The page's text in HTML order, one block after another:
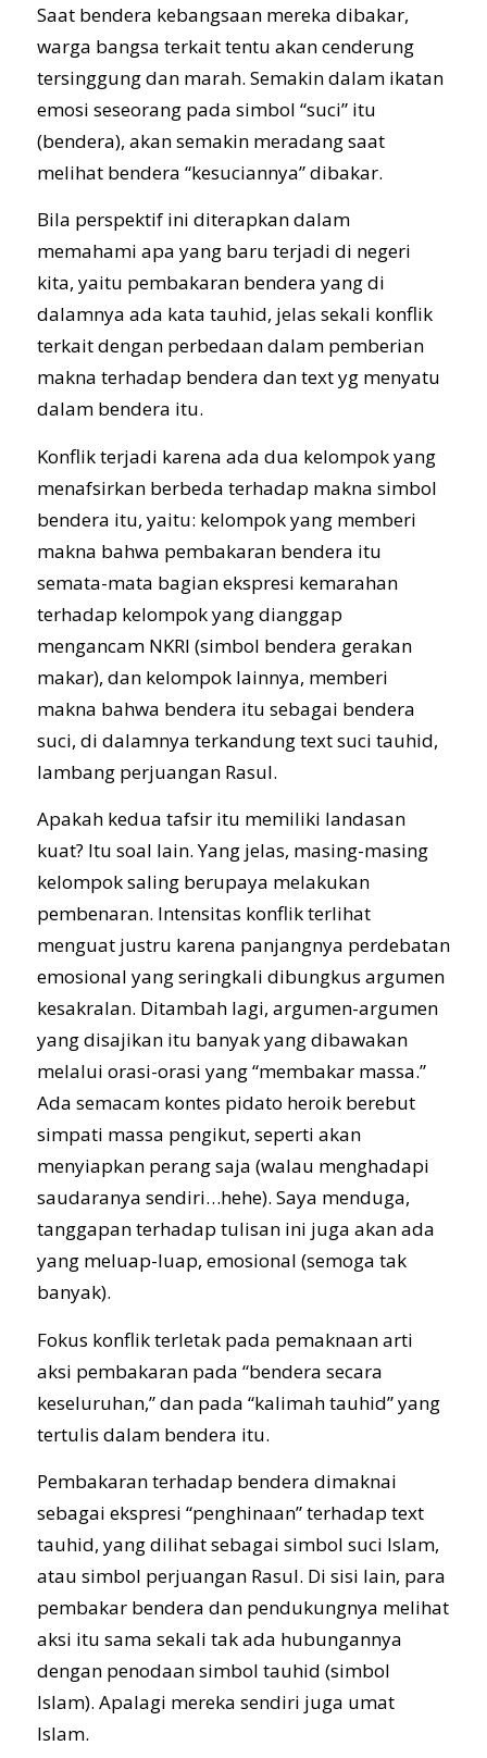
Saat bendera kebangsaan mereka dibakar,
warga bangsa terkait tentu akan cenderung
tersinggung dan marah. Semakin dalam ikatan
emosi seseorang pada simbol “suci” itu
(bendera), akan semakin meradang saat
melihat bendera “kesuciannya” dibakar.
Bila perspektif ini diterapkan dalam
memahami apa yang baru terjadi di negeri
kita, yaitu pembakaran bendera yang di
dalamnya ada kata tauhid, jelas sekali konflik
terkait dengan perbedaan dalam pemberian
makna terhadap bendera dan text yg menyatu
dalam bendera itu.
Konflik terjadi karena ada dua kelompok yang
menafsirkan berbeda terhadap makna simbol
bendera itu, yaitu: kelompok yang memberi
makna bahwa pembakaran bendera itu
semata-mata bagian ekspresi kemarahan
terhadap kelompok yang dianggap
mengancam NKRI (simbol bendera gerakan
makar), dan kelompok lainnya, memberi
makna bahwa bendera itu sebagai bendera
suci, di dalamnya terkandung text suci tauhid,
lambang perjuangan Rasul.
Apakah kedua tafsir itu memiliki landasan
kuat? Itu soal lain. Yang jelas, masing-masing
kelompok saling berupaya melakukan
pembenaran. Intensitas konflik terlihat
menguat justru karena panjangnya perdebatan
emosional yang seringkali dibungkus argumen
kesakralan. Ditambah lagi, argumen-argumen
yang disajikan itu banyak yang dibawakan
melalui orasi-orasi yang “membakar massa.”
Ada semacam kontes pidato heroik berebut
simpati massa pengikut, seperti akan
menyiapkan perang saja (walau menghadapi
saudaranya sendiri…hehe). Saya menduga,
tanggapan terhadap tulisan ini juga akan ada
yang meluap-luap, emosional (semoga tak
banyak).
Fokus konflik terletak pada pemaknaan arti
aksi pembakaran pada “bendera secara
keseluruhan,” dan pada “kalimah tauhid” yang
tertulis dalam bendera itu.
Pembakaran terhadap bendera dimaknai
sebagai ekspresi “penghinaan” terhadap text
tauhid, yang dilihat sebagai simbol suci Islam,
atau simbol perjuangan Rasul. Di sisi lain, para
pembakar bendera dan pendukungnya melihat
aksi itu sama sekali tak ada hubungannya
dengan penodaan simbol tauhid (simbol
Islam). Apalagi mereka sendiri juga umat
Islam.